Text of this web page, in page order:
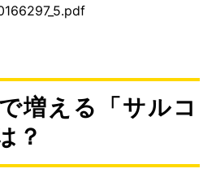
増える「サルコ
？